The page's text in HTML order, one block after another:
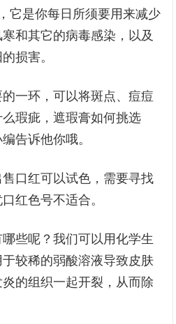
它是你每日所须要用来减少
和其它的病毒感染，以及
损害。
一环，可以将斑点、痘痘
瑕疵，遮瑕膏如何挑选
告诉他你哦。
口红可以试色，需要寻找
红色号不适合。
些呢？我们可以用化学生
较稀的弱酸溶液导致皮肤
的组织一起开裂，从而除